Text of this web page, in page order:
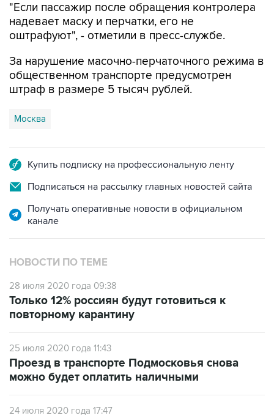
"Если пассажир после обращения контролера
надевает маску и перчатки, его не
оштрафуют", - отметили в пресс-службе.
За нарушение масочно-перчаточного режима в
общественном транспорте предусмотрен
штраф в размере 5 тысяч рублей.
Москва
Купить подписку на профессиональную ленту
Подписаться на рассылку главных новостей сайта
Получать оперативные новости в официальном
канале
НОВОСТИ ПО ТЕМЕ
28 июля 2020 года 09:38
Только 12% россиян будут готовиться к
повторному карантину
25 июля 2020 года 11:43
Проезд в транспорте Подмосковья снова
можно будет оплатить наличными
24 июля 2020 года 17:47